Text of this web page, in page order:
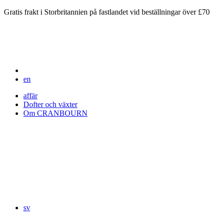
Gratis frakt i Storbritannien på fastlandet vid beställningar över £70
en
affär
Dofter och växter
Om CRANBOURN
sv